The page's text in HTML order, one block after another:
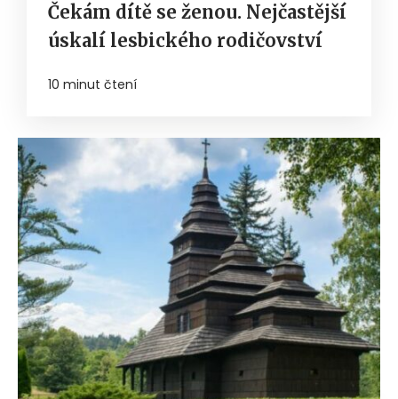
Čekám dítě se ženou. Nejčastější
úskalí lesbického rodičovství
10 minut čtení